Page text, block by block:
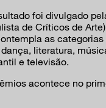
foi divulgado
de Críticos de
as
literatura,
e televisão.
acontece no